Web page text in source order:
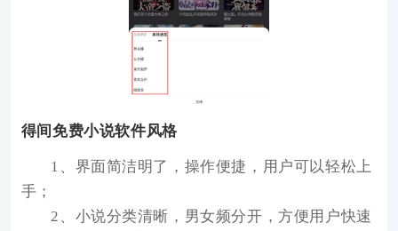
得间免费小说软件风格
1、界面简洁明了，操作便捷，用户可以轻松上
手；
2、小说分类清晰，男女频分开，方便用户快速